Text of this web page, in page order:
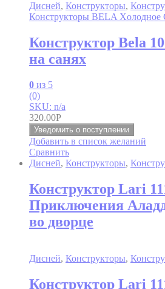
Дисней, Конструкторы,
Конструкторы BELA Xолодное
Конструктор Bela
на санях
0 из 5
(0)
SKU: n/a
320.00Р
Уведомить о поступлении
Добавить в список желаний
Сравнить
Дисней, Конструкторы,
Конструктор Lari
Приключения
во дворце
Дисней, Конструкторы,
Конструктор Lari